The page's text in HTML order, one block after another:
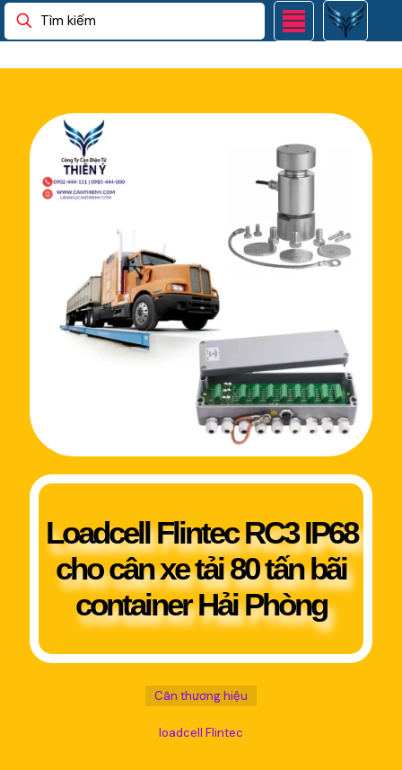
Loadcell Flintec RC3 IP68
cho cân xe tải 80 tấn bãi
container Hải Phòng
Cân thương hiệu
loadcell Flintec